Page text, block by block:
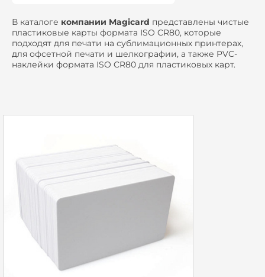
В каталоге компании Magicard представлены чистые
пластиковые карты формата ISO CR80, которые
подходят для печати на сублимационных принтерах,
для офсетной печати и шелкографии, а также PVC-
наклейки формата ISO CR80 для пластиковых карт.